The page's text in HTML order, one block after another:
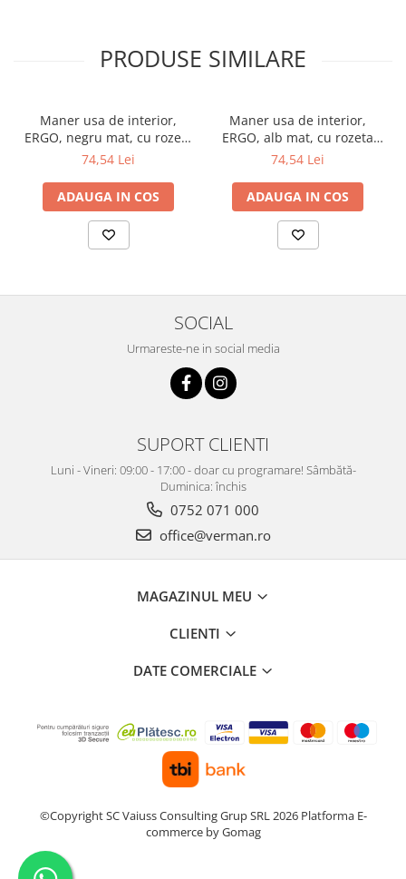
PRODUSE SIMILARE
Maner usa de interior,
ERGO, negru mat, cu rozeta
cheie
74,54 Lei
ADAUGA IN COS
Maner usa de interior,
ERGO, alb mat, cu rozeta
cheie
74,54 Lei
ADAUGA IN COS
SOCIAL
Urmareste-ne in social media
SUPORT CLIENTI
Luni - Vineri: 09:00 - 17:00 - doar cu programare! Sâmbătă-
Duminica: închis
0752 071 000
office@verman.ro
MAGAZINUL MEU
CLIENTI
DATE COMERCIALE
©Copyright SC Vaiuss Consulting Grup SRL 2026 Platforma E-
commerce by Gomag